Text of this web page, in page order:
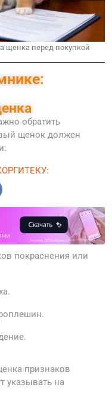
щенка перед покупкой
обратить
щенок должен
покраснения или
признаков
указывать на